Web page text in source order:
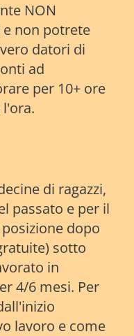
NON
non potrete
datori di
ad
per 10+ ore
di ragazzi,
passato e per il
dopo
sotto
in
4/6 mesi. Per
lavoro e come